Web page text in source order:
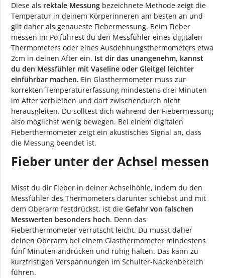
Diese als rektale Messung bezeichnete Methode zeigt die
Temperatur in deinem Körperinneren am besten an und
gilt daher als genaueste Fiebermessung. Beim Fieber
messen im Po führest du den Messfühler eines digitalen
Thermometers oder eines Ausdehnungsthermometers etwa
2cm in deinen After ein. Ist dir das unangenehm, kannst
du den Messfühler mit Vaseline oder Gleitgel leichter
einführbar machen. Ein Glasthermometer muss zur
korrekten Temperaturerfassung mindestens drei Minuten
im After verbleiben und darf zwischendurch nicht
herausgleiten. Du solltest dich während der Fiebermessung
also möglichst wenig bewegen. Bei einem digitalen
Fieberthermometer zeigt ein akustisches Signal an, dass
die Messung beendet ist.
Fieber unter der Achsel messen
Misst du dir Fieber in deiner Achselhöhle, indem du den
Messfühler des Thermometers darunter schiebst und mit
dem Oberarm festdrückst, ist dieGefahr von falschen
Messwerten besonders hoch. Denn das
Fieberthermometer verrutscht leicht. Du musst daher
deinen Oberarm bei einem Glasthermometer mindestens
fünf Minuten andrücken und ruhig halten. Das kann zu
kurzfristigen Verspannungen im Schulter-Nackenbereich
führen.